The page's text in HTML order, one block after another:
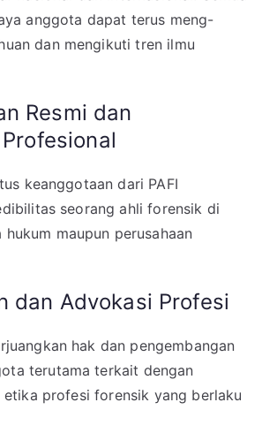
anggota dapat terus meng-
dan mengikuti tren ilmu
Resmi dan
keanggotaan dari PAFI
seorang ahli forensik di
hukum maupun perusahaan
dan Advokasi Profesi
hak dan pengembangan
terutama terkait dengan
etika profesi forensik yang berlaku